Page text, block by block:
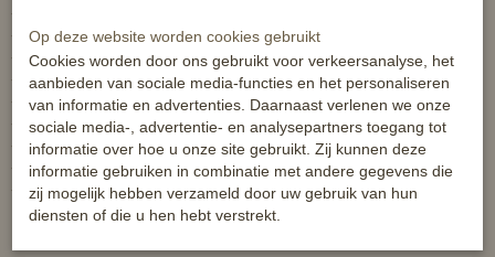
- anatomische vorm
- drievoudige klittenbandsluiting
- klittenband ca. 5 cm breed
- voorgevormde kunststofschaal
- elastisch materiaal uit neopreen
- per paar
- voor het voorbeen
- wasmachinebestendig tot 30 graden
- mag in de droogtrommel
Op deze website worden cookies gebruikt
Cookies worden door ons gebruikt voor verkeersanalyse, het
aanbieden van sociale media-functies en het personaliseren
van informatie en advertenties. Daarnaast verlenen we onze
sociale media-, advertentie- en analysepartners toegang tot
informatie over hoe u onze site gebruikt. Zij kunnen deze
informatie gebruiken in combinatie met andere gegevens die
zij mogelijk hebben verzameld door uw gebruik van hun
diensten of die u hen hebt verstrekt.